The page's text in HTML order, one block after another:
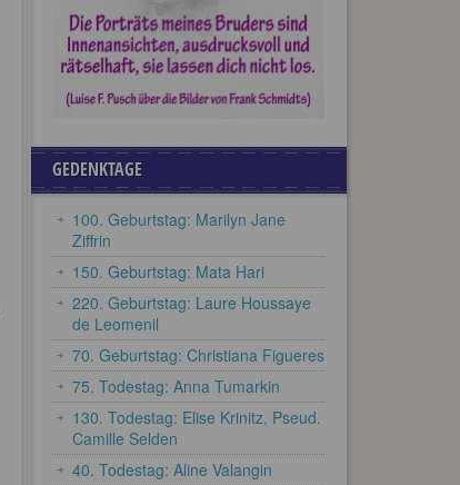
GEDENKTAGE
100. Geburtstag: Marilyn Jane
Ziffrin
150. Geburtstag: Mata Hari
220. Geburtstag: Laure Houssaye
de Leomenil
70. Geburtstag: Christiana Figueres
75. Todestag: Anna Tumarkin
130. Todestag: Elise Krinitz, Pseud.
Camille Selden
40. Todestag: Aline Valangin